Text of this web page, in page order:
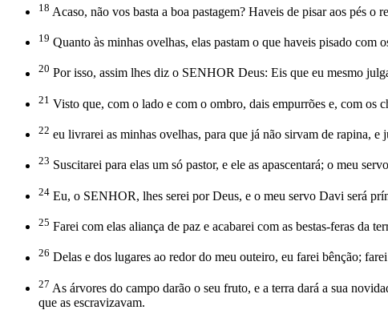
18 Acaso, não vos basta a boa pastagem? Haveis de pisar aos pés o
19 Quanto às minhas ovelhas, elas pastam o que haveis pisado com
20 Por isso, assim lhes diz o SENHOR Deus: Eis que eu mesmo
21 Visto que, com o lado e com o ombro, dais empurrões e, com os
22 eu livrarei as minhas ovelhas, para que já não sirvam de rapina, e
23 Suscitarei para elas um só pastor, e ele as apascentará; o meu
24 Eu, o SENHOR, lhes serei por Deus, e o meu servo Davi será
25 Farei com elas aliança de paz e acabarei com as bestas-feras da
26 Delas e dos lugares ao redor do meu outeiro, eu farei bênção;
27 As árvores do campo darão o seu fruto, e a terra dará a sua
que as escravizavam.